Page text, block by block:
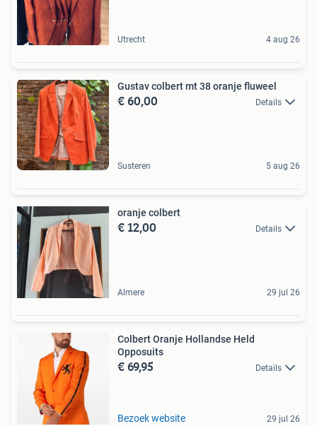
Utrecht 4 aug 26
Gustav colbert mt 38 oranje fluweel
€ 60,00 Details
Susteren 5 aug 26
oranje colbert
€ 12,00 Details
Almere 29 jul 26
Colbert Oranje Hollandse Held
Opposuits
€ 69,95 Details
Bezoek website 29 jul 26